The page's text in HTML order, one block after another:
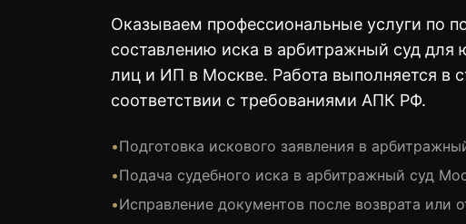
Оказываем профессиональные услуги по
составлению иска в арбитражный суд для
лиц и ИП в Москве. Работа выполняется в
соответствии с требованиями АПК РФ.
•Подготовка искового заявления в
•Подача судебного иска в арбитражный суд
•Исправление документов после возврата или